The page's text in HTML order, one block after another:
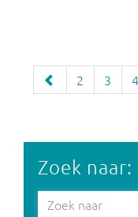
2 3 4
Zoek naar: